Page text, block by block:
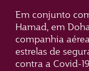
Em conjunto
Hamad, em
companhia
estrelas de
contra a Covid-